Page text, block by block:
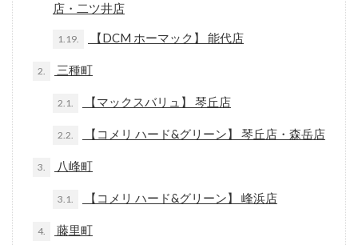
店・二ツ井店
1.19. 【DCM ホーマック】 能代店
2. 三種町
2.1. 【マックスバリュ】 琴丘店
2.2. 【コメリ ハード&グリーン】 琴丘店・森岳店
3. 八峰町
3.1. 【コメリ ハード&グリーン】 峰浜店
4. 藤里町